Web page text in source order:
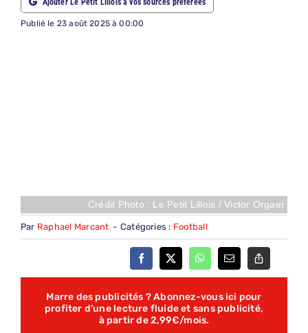
Ajouter Le Petit Lillois à vos sources préférées
Publié le 23 août 2025 à 00:00
Crédit Photo : Le Petit Lillois / Victor Orgaer
Par Raphael Marcant - Catégories : Football
Marre des publicités ? Abonnez-vous ici pour
profiter d’une lecture fluide et sans publicité,
à partir de 2,99€/mois.